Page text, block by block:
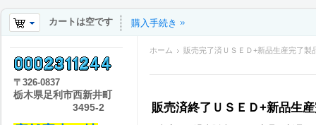
カートは空です 購入手続き
ホーム 販売完了済ＵＳＥＤ+新品生産完了製
販売済終了ＵＳＥＤ+新品生
〒 326-0837
栃木県足利市西新井町
3495-2